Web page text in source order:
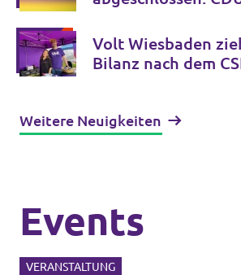
nehmen
Volt Wiesbaden
Bilanz nach dem
Weitere Neuigkeiten
Events
VERANSTALTUNG